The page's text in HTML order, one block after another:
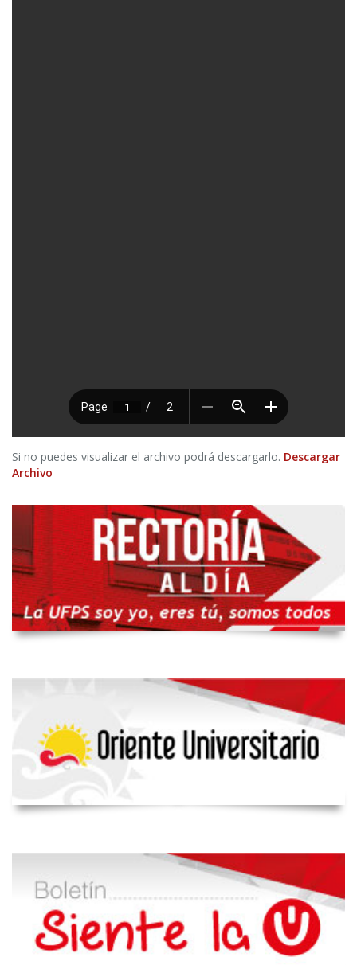
Si no puedes visualizar el archivo podrá descargarlo. Descargar
Archivo